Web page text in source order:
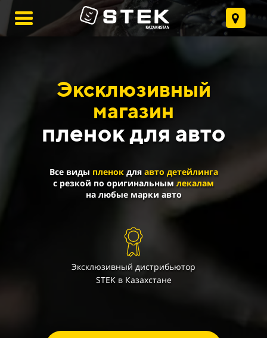
Эксклюзивный
магазин
пленок для авто
Все виды пленокдля авто детейлинга
с резкой по оригинальным лекалам
на любые марки авто
Эксклюзивный дистрибьютор
STEK в Казахстане